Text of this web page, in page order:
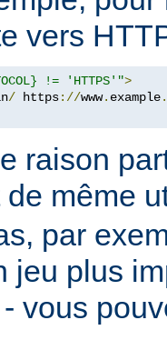
vers
!= 'HTTPS'">
/ https://www. example.
raison
de même
par
jeu plus
vous